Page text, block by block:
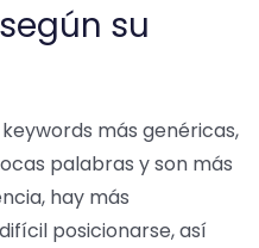
su
más genéricas,
palabras y son más
hay más
posicionarse, así